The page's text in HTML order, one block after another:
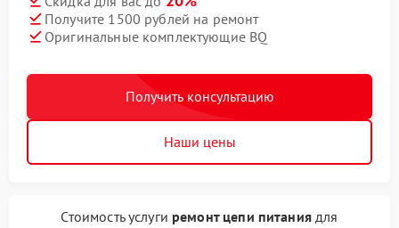
Получите 1500 рублей на ремонт
Оригинальные комплектующие BQ
Получить консультацию
Наши цены
Стоимость услуги ремонт цепи питаниядля